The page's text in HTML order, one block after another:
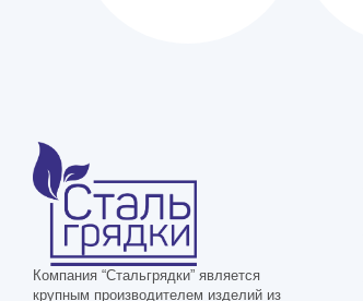
Компания “Стальгрядки” является
крупным производителем изделий из